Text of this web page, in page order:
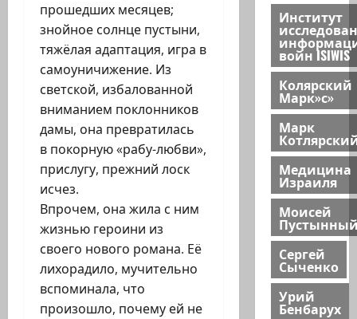
прошедших месяцев;
знойное солнце пустыни,
тяжёлая адаптация, игра в
самоуничижение. Из
светской, избалованной
вниманием поклонников
дамы, она превратилась
в покорную «рабу-любви»,
прислугу, прежний лоск
исчез.
Впрочем, она жила с ним
жизнью героини из
своего нового романа. Её
лихорадило, мучительно
вспоминала, что
произошло, почему ей не
Институт
войн ISIWIS
Колярский
Марк»с»
Марк
Медицина
Израиля
Моисей
Сергей
Сыченко
Урий
Бенбарух